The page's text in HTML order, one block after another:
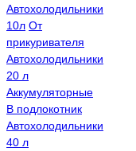
Автохолодильники
10л От
прикуривателя
Автохолодильники
20 л
Аккумуляторные
В подлокотник
Автохолодильники
40 л